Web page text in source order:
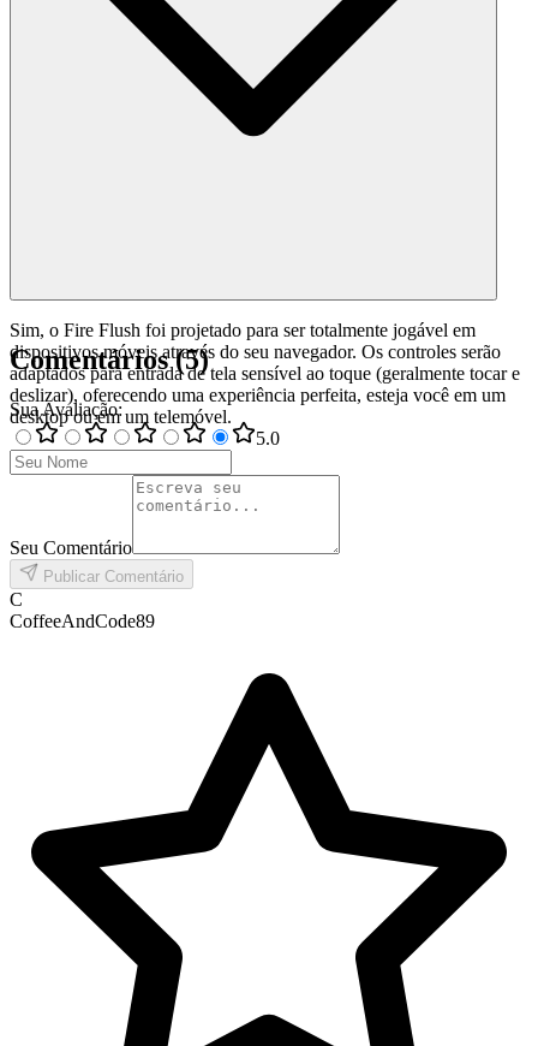
Sim, o Fire Flush foi projetado para ser totalmente jogável em
dispositivos móveis através do seu navegador. Os controles serão
adaptados para entrada de tela sensível ao toque (geralmente tocar e
deslizar), oferecendo uma experiência perfeita, esteja você em um
desktop ou em um telemóvel.
Comentários(5)
Sua Avaliação:
5.0
Seu Comentário
Publicar Comentário
C
CoffeeAndCode89